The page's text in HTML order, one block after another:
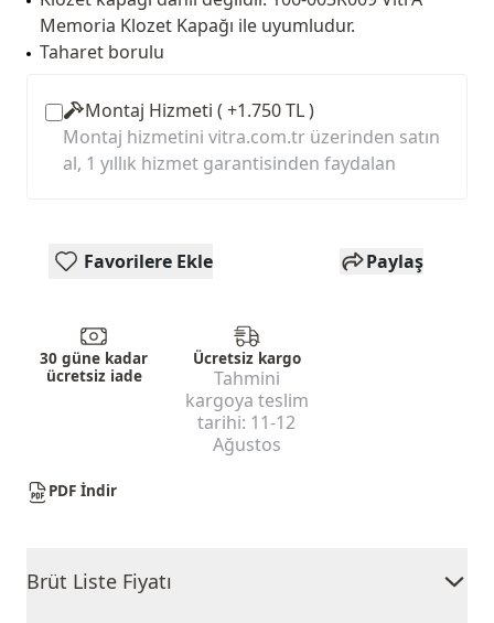
Memoria Klozet Kapağı ile uyumludur.
Taharet borulu
Montaj Hizmeti ( +1.750 TL )
Montaj hizmetini vitra.com.tr üzerinden satın
al, 1 yıllık hizmet garantisinden faydalan
Favorilere Ekle Paylaş
30 güne kadar
ücretsiz iade
Ücretsiz kargo
Tahmini
kargoya teslim
tarihi: 11-12
Ağustos
PDF İndir
Brüt Liste Fiyatı